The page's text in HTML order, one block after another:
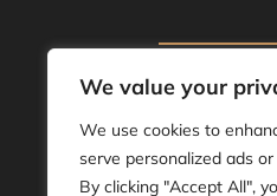
We value your
We use cookies to
serve personalized ads
By clicking "Accept All",
© 2025 MH